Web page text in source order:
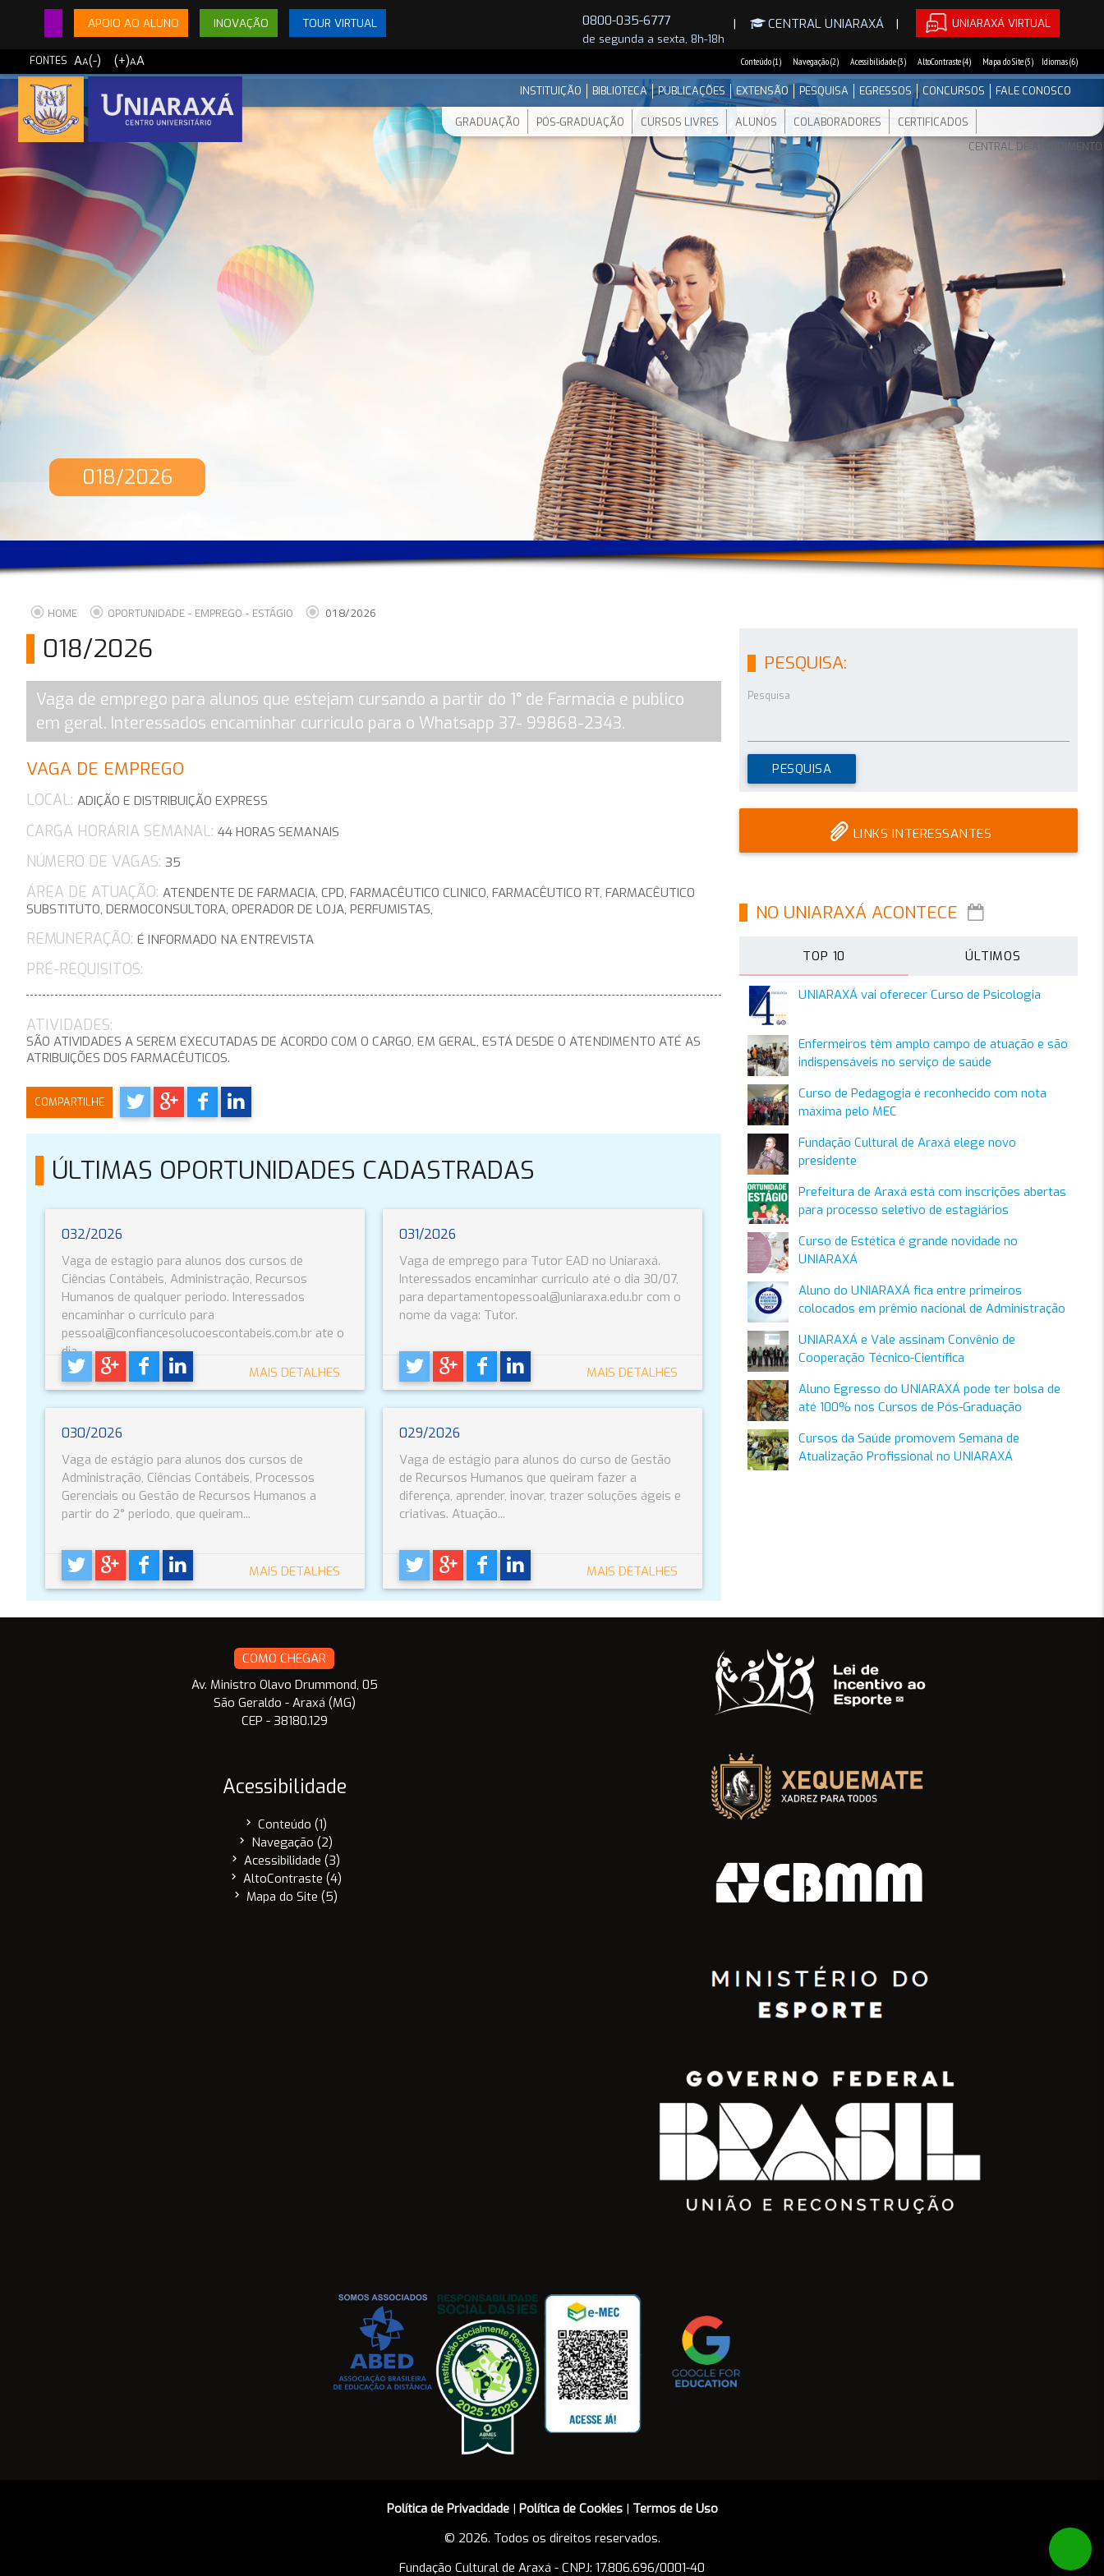
APOIO AO ALUNO INOVAÇÃO TOUR VIRTUAL 0800-035-6777
de segunda a sexta, 8h-18h
| CENTRAL UNIARAXÁ | UNIARAXÁ VIRTUAL
FONTES AA(-) (+)AA Idiomas (6)
Conteúdo (1) Navegação (2) Acessibilidade (3) AltoContraste (4) Mapa do Site (5)
INSTITUIÇÃO BIBLIOTECA PUBLICAÇÕES EXTENSÃO PESQUISA EGRESSOS CONCURSOS FALE CONOSCO
GRADUAÇÃO PÓS-GRADUAÇÃO CURSOS LIVRES ALUNOS COLABORADORES
CERTIFICADOS
CENTRAL DE ATENDIMENTO
018/2026
HOME OPORTUNIDADE - EMPREGO - ESTÁGIO 018/2026
018/2026
Vaga de emprego para alunos que estejam cursando a partir do 1° de Farmacia e publico
em geral. Interessados encaminhar curriculo para o Whatsapp 37- 99868-2343.
VAGA DE EMPREGO
LOCAL: ADIÇÃO E DISTRIBUIÇÃO EXPRESS
CARGA HORÁRIA SEMANAL: 44 HORAS SEMANAIS
NÚMERO DE VAGAS: 35
ÁREA DE ATUAÇÃO: ATENDENTE DE FARMACIA, CPD, FARMACÊUTICO CLINICO, FARMACÊUTICO RT, FARMACÊUTICO
SUBSTITUTO, DERMOCONSULTORA, OPERADOR DE LOJA, PERFUMISTAS,
REMUNERAÇÃO: É INFORMADO NA ENTREVISTA
PRÉ-REQUISITOS:
ATIVIDADES:
SÃO ATIVIDADES A SEREM EXECUTADAS DE ACORDO COM O CARGO, EM GERAL, ESTÁ DESDE O ATENDIMENTO ATÉ AS
ATRIBUIÇÕES DOS FARMACÊUTICOS.
COMPARTILHE
ÚLTIMAS OPORTUNIDADES CADASTRADAS
032/2026
Vaga de estagio para alunos dos cursos de
Ciências Contábeis, Administração, Recursos
Humanos de qualquer periodo. Interessados
encaminhar o curriculo para
pessoal@confiancesolucoescontabeis.com.br ate o
dia...
MAIS DETALHES
031/2026
Vaga de emprego para Tutor EAD no Uniaraxá.
Interessados encaminhar curriculo até o dia 30/07,
para departamentopessoal@uniaraxa.edu.br com o
nome da vaga: Tutor.
MAIS DETALHES
030/2026
Vaga de estágio para alunos dos cursos de
Administração, Ciências Contábeis, Processos
Gerenciais ou Gestão de Recursos Humanos a
partir do 2° periodo, que queiram...
MAIS DETALHES
029/2026
Vaga de estágio para alunos do curso de Gestão
de Recursos Humanos que queiram fazer a
diferença, aprender, inovar, trazer soluções ágeis e
criativas. Atuação...
MAIS DETALHES
PESQUISA:
Pesquisa
LINKS INTERESSANTES
NO UNIARAXÁ ACONTECE
TOP 10 ÚLTIMOS
UNIARAXÁ vai oferecer Curso de Psicologia
Enfermeiros têm amplo campo de atuação e são
indispensáveis no serviço de saúde
Curso de Pedagogia é reconhecido com nota
máxima pelo MEC
Fundação Cultural de Araxá elege novo
presidente
Prefeitura de Araxá está com inscrições abertas
para processo seletivo de estagiários
Curso de Estética é grande novidade no
UNIARAXÁ
Aluno do UNIARAXÁ fica entre primeiros
colocados em prêmio nacional de Administração
UNIARAXÁ e Vale assinam Convênio de
Cooperação Técnico-Científica
Aluno Egresso do UNIARAXÁ pode ter bolsa de
até 100% nos Cursos de Pós-Graduação
Cursos da Saúde promovem Semana de
Atualização Profissional no UNIARAXÁ
COMO CHEGAR
Av. Ministro Olavo Drummond, 05
São Geraldo - Araxá (MG)
CEP - 38180.129
Acessibilidade
chevron_right Conteúdo (1)
chevron_right Navegação (2)
chevron_right Acessibilidade (3)
chevron_right AltoContraste (4)
chevron_right Mapa do Site (5)
Política de Privacidade | Política de Cookies | Termos de Uso
© 2026. Todos os direitos reservados.
Fundação Cultural de Araxá - CNPJ: 17.806.696/0001-40